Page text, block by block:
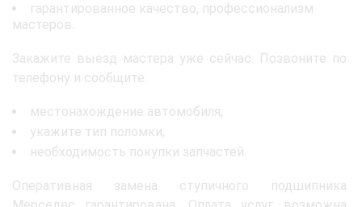
гарантированное качество, профессионализм
мастеров.
Закажите выезд мастера уже сейчас. Позвоните по
телефону и сообщите:
местонахождение автомобиля,
укажите тип поломки,
необходимость покупки запчастей.
Оперативная замена ступичного подшипника